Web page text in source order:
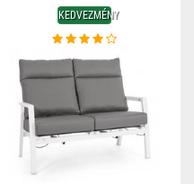
KEDVEZMÉNY